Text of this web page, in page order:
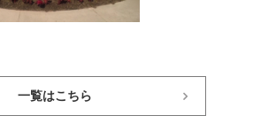
一覧はこちら